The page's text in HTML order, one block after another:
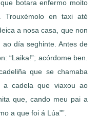
botara enfermo moito
Trouxémolo en taxi até
a nosa casa, que non
día seghinte. Antes de
“Laika!”; acórdome ben.
que se chamaba
a cadela que viaxou ao
que, cando meu pai a
a que foi á Lúa””.